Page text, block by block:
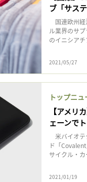
ブ「サス
国連欧州経
ル業界のサ
のイニシア
2021/05/27
トップニュ
【アメリ
ェーンで
米バイオテ
ド「
サイクル・
2021/01/19
会員登録